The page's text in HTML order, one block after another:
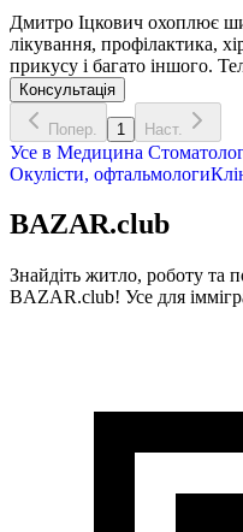
Дмитро Іцкович охоплює
лікування, профілактика,
прикусу і багато іншого.
Консультація
Попер. 1 Наст.
Усе в Медицина
Окулісти, офтальмологи
BAZAR.club
Знайдіть житло, роботу та
BAZAR.club! Усе для